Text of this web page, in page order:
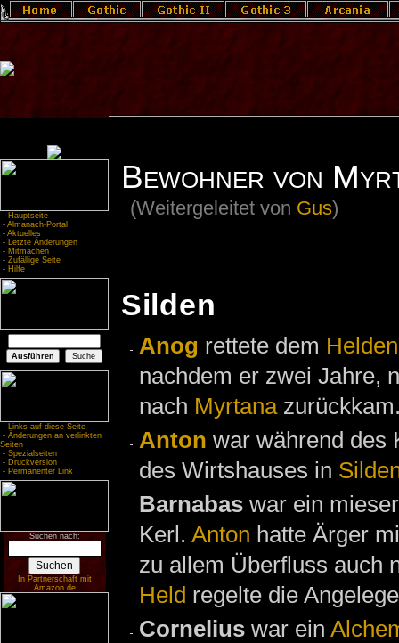
- Hauptseite
- Almanach-Portal
- Aktuelles
- Letzte Änderungen
- Mitmachen
- Zufällige Seite
- Hilfe
- Links auf diese Seite
- Änderungen an verlinkten
Seiten
- Spezialseiten
- Druckversion
- Permanenter Link
Suchen nach:
In Partnerschaft mit
Amazon.de
Bewohner von
(Weitergeleitet von Gus)
Silden
Anog rettete dem Helden
nachdem er zwei Jahre,
nach Myrtana
Anton war während des
des Wirtshauses in
Barnabas war ein
Kerl. Anton hatte Ärger
zu allem Überfluss auch
Held regelte die
Cornelius war ein